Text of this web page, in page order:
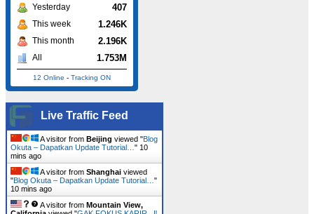
Yesterday 407
This week 1.246K
This month 2.196K
All 1.753M
12 Online - Tracking ON
Live Traffic Feed
A visitor from Beijing viewed "Blog
Okuta – Dapatkan Update Tutorial… " 10
mins ago
A visitor from Shanghai viewed
"Blog Okuta – Dapatkan Update Tutorial… "
10 mins ago
A visitor from Mountain View,